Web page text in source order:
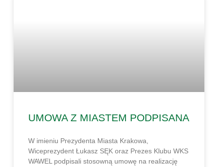
UMOWA Z MIASTEM PODPISANA
W imieniu Prezydenta Miasta Krakowa,
Wiceprezydent Łukasz SĘK oraz Prezes Klubu WKS
WAWEL podpisali stosowną umowę na realizację